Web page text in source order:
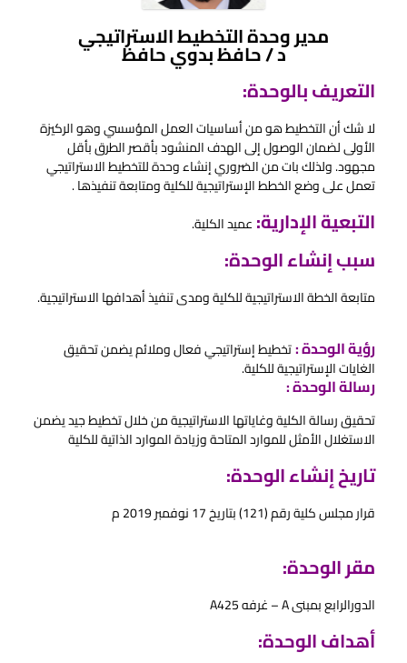
ﻣﺪﻳﺮ وﺣﺪة اﻟﺘﺨﻄﻴﻂ اﻻﺳﺘﺮاﺗﻴﺠﻲ
د / ﺣﺎﻓﻆ ﺑﺪوي ﺣﺎﻓﻆ
التعريف بالوحدة:
لا شك أن التخطيط هو من أساسيات العمل المؤسسي وهو الركيزة
الأولى لضمان الوصول إلى الهدف المنشود بأقصر الطرق بأقل
مجهود. ولذلك بات من الضروري إنشاء وحدة للتخطيط الاستراتيجي
تعمل على وضع الخطط الإستراتيجية للكلية ومتابعة تنفيذها .
التبعية الإدارية: عميد الكلية.
سبب إنشاء الوحدة:
متابعة الخطة الاستراتيجية للكلية ومدى تنفيذ أهدافها الاستراتيجية.
رؤية الوحدة :تخطيط إستراتيجي فعال وملائم يضمن تحقيق
الغايات الإستراتيجية للكلية.
رسالة الوحدة :
تحقيق رسالة الكلية وغاياتها الاستراتيجية من خلال تخطيط جيد يضمن
الاستغلال الأمثل للموارد المتاحة وزيادة الموارد الذاتية للكلية
تاريخ إنشاء الوحدة:
قرار مجلس كلية رقم (121) بتاريخ 17 نوفمبر 2019 م
مقر الوحدة:
الدورالرابع بمبنى A – غرفه A425
أهداف الوحدة: